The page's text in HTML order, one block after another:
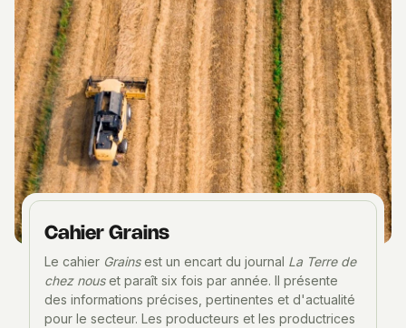
Cahier Grains
Le cahier Grainsest un encart du journal La Terre de
chez nouset paraît six fois par année. Il présente
des informations précises, pertinentes et d'actualité
pour le secteur. Les producteurs et les productrices